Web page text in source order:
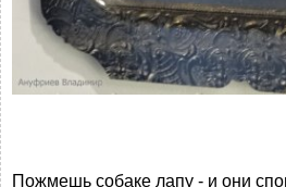
Пожмешь собаке лапу - и они